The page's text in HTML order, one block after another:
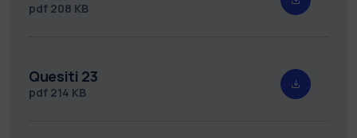
pdf 208 KB
Quesiti 23
pdf 214 KB